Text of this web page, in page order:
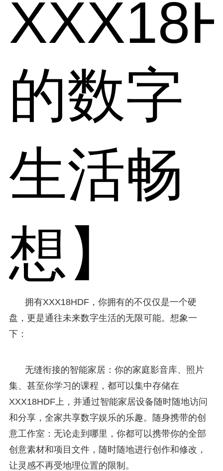
的数字
生活畅
想】
拥有XXX18HDF，你拥有的不仅仅是一个硬
盘，更是通往未来数字生活的无限可能。想象一
下：
无缝衔接的智能家居：你的家庭影音库、照片
集、甚至你学习的课程，都可以集中存储在
XXX18HDF上，并通过智能家居设备随时随地访问
和分享，全家共享数字娱乐的乐趣。随身携带的创
意工作室：无论走到哪里，你都可以携带你的全部
创意素材和项目文件，随时随地进行创作和修改，
让灵感不再受地理位置的限制。